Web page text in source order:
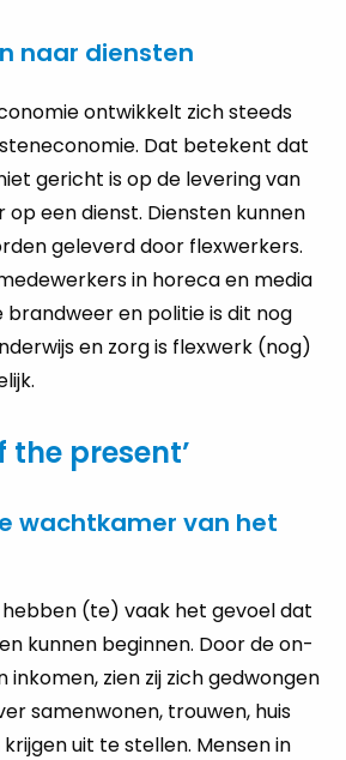
naar diensten
ont­wik­kelt zich steeds
Dat be­te­kent dat
ge­richt is op de le­ve­ring van
een dienst. Dien­sten kun­nen
ge­le­verd door flex­wer­kers.
in ho­re­ca en media
brand­weer en po­li­tie is dit nog
en zorg is flex­werk (nog)
the present’
wachtkamer van het
(te) vaak het ge­voel dat
kun­nen be­gin­nen. Door de on­
in­ko­men, zien zij zich ge­dwon­gen
sa­men­wo­nen, trou­wen, huis
uit te stel­len. Men­sen in